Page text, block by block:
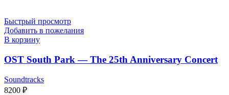
Быстрый просмотр
Добавить в пожелания
В корзину
OST South Park — The 25th Anniversary Concert
Soundtracks
8200 ₽